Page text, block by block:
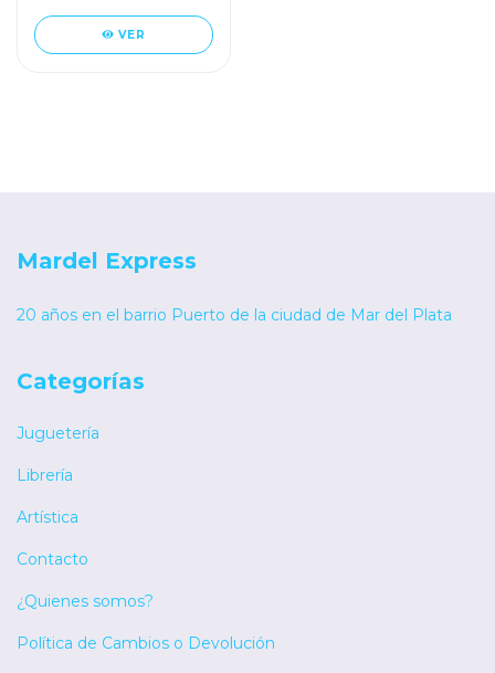
VER
Mardel Express
20 años en el barrio Puerto de la ciudad de Mar del Plata
Categorías
Juguetería
Librería
Artística
Contacto
¿Quienes somos?
Política de Cambios o Devolución